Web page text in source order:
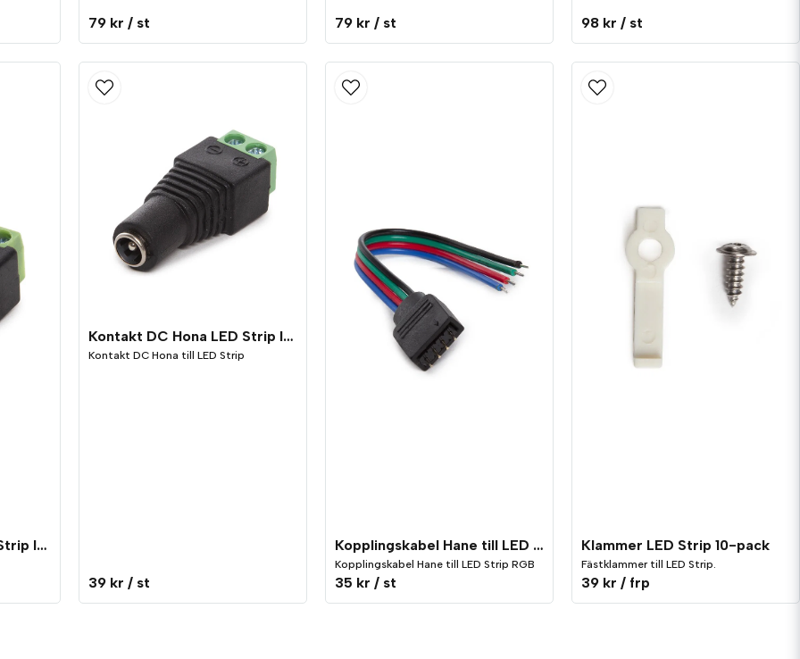
79 kr / st 79 kr / st 98 kr / st
Kontakt DC Hane LED Strip IP65
Kontakt DC Hona LED Strip IP65
Kontakt DC Hona till LED Strip
39 kr / st
Kopplingskabel Hane till LED Strip RGB
Kopplingskabel Hane till LED Strip RGB
35 kr / st
Klammer LED Strip 10-pack
Fästklammer till LED Strip.
39 kr / frp